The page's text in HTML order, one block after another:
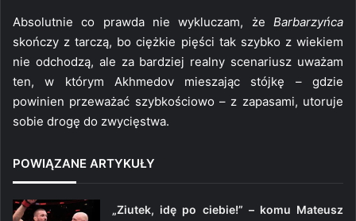
Absolutnie co prawda nie wykluczam, że Barbarzyńca
skończy z tarczą, bo ciężkie pięści tak szybko z wiekiem
nie odchodzą, ale za bardziej realny scenariusz uważam
ten, w którym Akhmedov mieszając stójkę – gdzie
powinien przeważać szybkościowo – z zapasami, utoruje
sobie drogę do zwycięstwa.
POWIĄZANE ARTYKUŁY
„Ziutek, idę po ciebie!” – komu Mateusz